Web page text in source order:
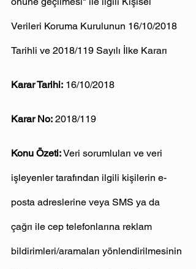
Verileri Koruma Kurulunun 16/10/2018
Tarihli ve 2018/119 Sayılı İlke Kararı
Karar Tarihi: 16/10/2018
Karar No: 2018/119
Konu Özeti: Veri sorumluları ve veri
işleyenler tarafından ilgili kişilerin e-
posta adreslerine veya SMS ya da
çağrı ile cep telefonlarına reklam
bildirimleri/aramaları yönlendirilmesinin